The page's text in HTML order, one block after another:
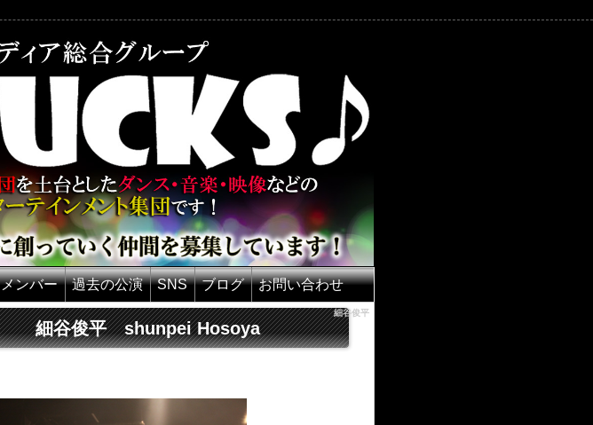
メンバー 過去の公演 SNS ブログ お問い合わせ
細谷俊平
細谷俊平shunpei Hosoya